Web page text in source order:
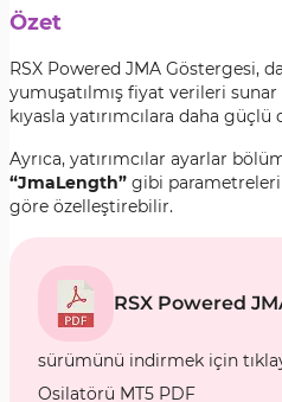
Özet
RSX Powered JMA Göstergesi,
yumuşatılmış fiyat verileri sunar
kıyasla yatırımcılara daha
Ayrıca, yatırımcılar ayarlar
“JmaLength” gibi
göre özelleştirebilir.
RSX Powered
sürümünü indirmek için
Osilatörü MT5 PDF